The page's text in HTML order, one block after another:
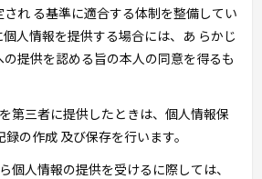
れ る基準に適合する体制を整備してい
人情報を提供する場合には、あ らかじ
提供を認める旨の本人の同意を得るも
第三者に提供したときは、個人情報保
の作成 及び保存を行います。
個人情報の提供を受けるに際しては、